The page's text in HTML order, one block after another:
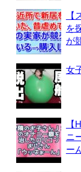
を
が
女
ニ
ー